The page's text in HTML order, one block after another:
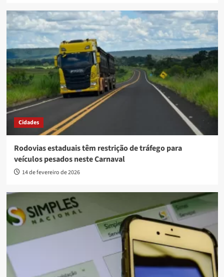
Cidades
Rodovias estaduais têm restrição de tráfego para
veículos pesados neste Carnaval
14 de fevereiro de 2026